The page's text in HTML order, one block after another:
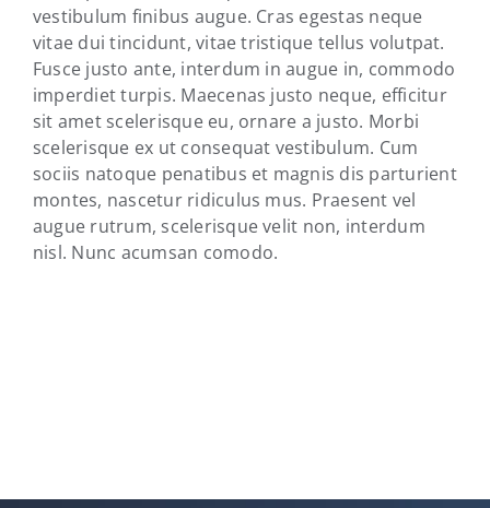
vestibulum finibus augue. Cras egestas neque
vitae dui tincidunt, vitae tristique tellus volutpat.
Fusce justo ante, interdum in augue in, commodo
imperdiet turpis. Maecenas justo neque, efficitur
sit amet scelerisque eu, ornare a justo. Morbi
scelerisque ex ut consequat vestibulum. Cum
sociis natoque penatibus et magnis dis parturient
montes, nascetur ridiculus mus. Praesent vel
augue rutrum, scelerisque velit non, interdum
nisl. Nunc acumsan comodo.